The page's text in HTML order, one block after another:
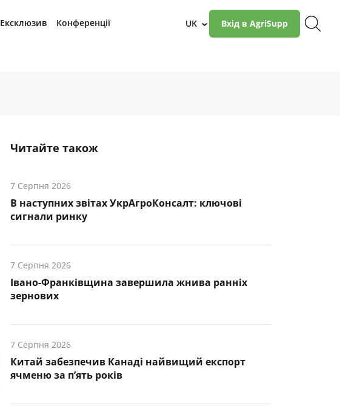
Ексклюзив Конференції UK › Вхід в AgriSupp
Читайте також
7 Серпня 2026
В наступних звітах УкрАгроКонсалт: ключові
cигнали ринку
7 Серпня 2026
Івано-Франківщина завершила жнива ранніх
зернових
7 Серпня 2026
Китай забезпечив Канаді найвищий експорт
ячменю за п’ять років